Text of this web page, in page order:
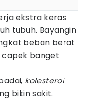
ekstra keras
tubuh. Bayangin
beban berat
banget
kolesterol
bikin sakit.